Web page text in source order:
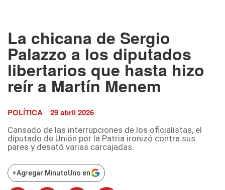
La chicana de Sergio
Palazzo a los diputados
libertarios que hasta hizo
reír a Martín Menem
POLÍTICA 29 abril 2026
Cansado de las interrupciones de los oficialistas, el
diputado de Unión por la Patria ironizó contra sus
pares y desató varias carcajadas.
+Agregar MinutoUno en